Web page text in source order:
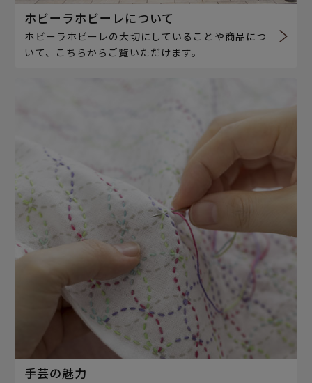
ホビーラホビーレについて
ホビーラホビーレの大切にしていることや商品につ
いて、こちらからご覧いただけます。
手芸の魅力